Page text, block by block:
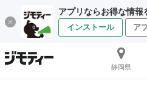
アプリならお得な情報
インストール ア
静岡県